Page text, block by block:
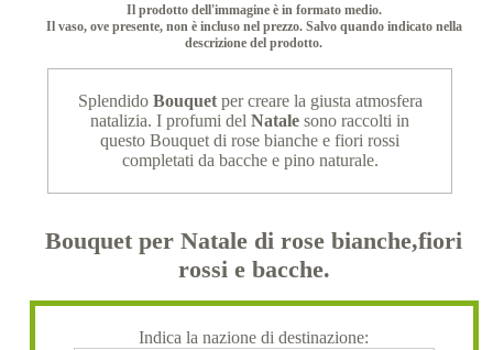
Il prodotto dell'immagine è in formato medio.
Il vaso, ove presente, non è incluso nel prezzo. Salvo quando indicato nella
descrizione del prodotto.
Splendido Bouquetper creare la giusta atmosfera
natalizia. I profumi delNatale sono raccolti in
questo Bouquet di rose bianche e fiori rossi
completati da bacche e pino naturale.
Bouquet per Natale di rose bianche,fiori
rossi e bacche.
Indica la nazione di destinazione: